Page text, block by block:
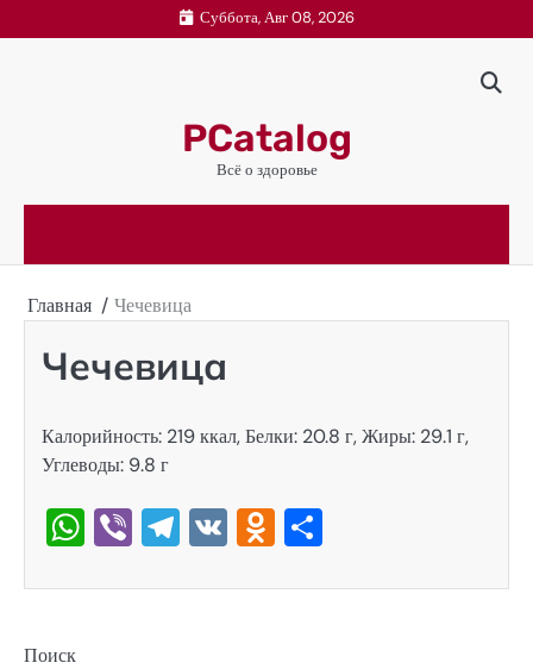
к
Суббота, Авг 08, 2026
PCatalog
Всё о здоровье
Главная Чечевица
Чечевица
Калорийность: 219 ккал, Белки: 20.8 г, Жиры: 29.1 г,
Углеводы: 9.8 г
WhatsApp
ViberTelegram
VKOdnoklassniki
Поиск